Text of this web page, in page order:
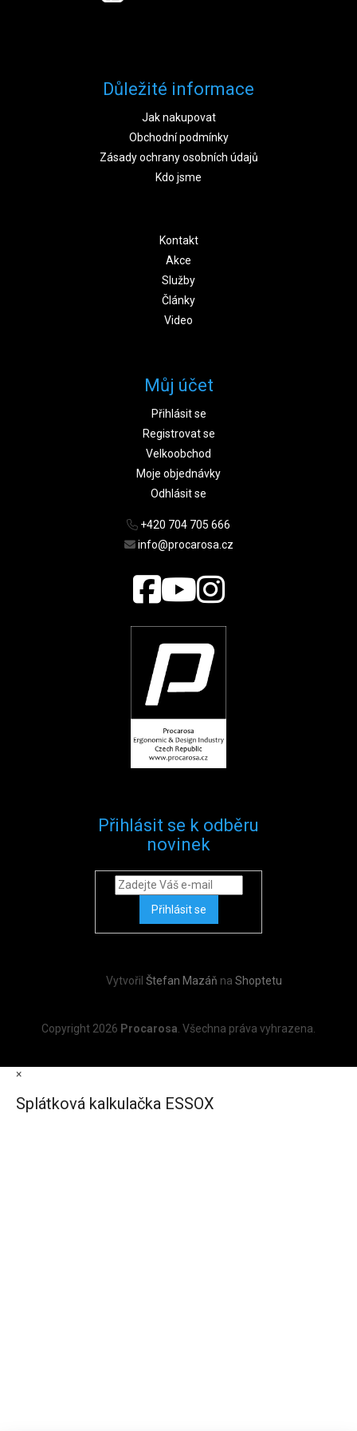
Důležité informace
Jak nakupovat
Obchodní podmínky
Zásady ochrany osobních údajů
Kdo jsme
Kontakt
Akce
Služby
Články
Video
Můj účet
Přihlásit se
Registrovat se
Velkoobchod
Moje objednávky
Odhlásit se
+420 704 705 666
info@procarosa.cz
Přihlásit se k odběru
novinek
Přihlásit se
Vytvořil Štefan Mazáň na Shoptetu
Copyright 2026 Procarosa . Všechna práva vyhrazena.
×
Splátková kalkulačka ESSOX